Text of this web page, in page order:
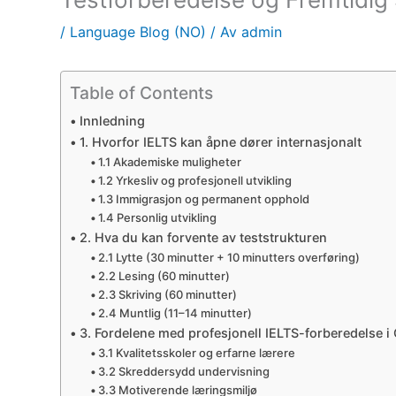
/ Language Blog (NO) / Av admin
Table of Contents
Innledning
1. Hvorfor IELTS kan åpne dører internasjonalt
1.1 Akademiske muligheter
1.2 Yrkesliv og profesjonell utvikling
1.3 Immigrasjon og permanent opphold
1.4 Personlig utvikling
2. Hva du kan forvente av teststrukturen
2.1 Lytte (30 minutter + 10 minutters overføring)
2.2 Lesing (60 minutter)
2.3 Skriving (60 minutter)
2.4 Muntlig (11–14 minutter)
3. Fordelene med profesjonell IELTS-forberedelse i
3.1 Kvalitetsskoler og erfarne lærere
3.2 Skreddersydd undervisning
3.3 Motiverende læringsmiljø